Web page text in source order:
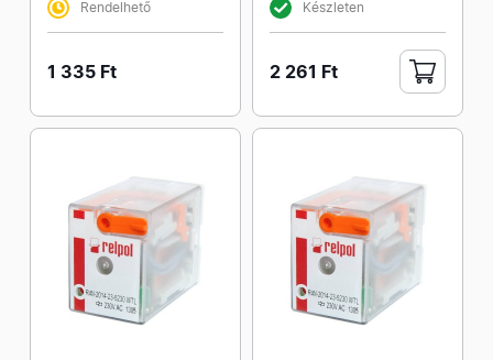
Rendelhető
1 335 Ft
Készleten
2 261 Ft